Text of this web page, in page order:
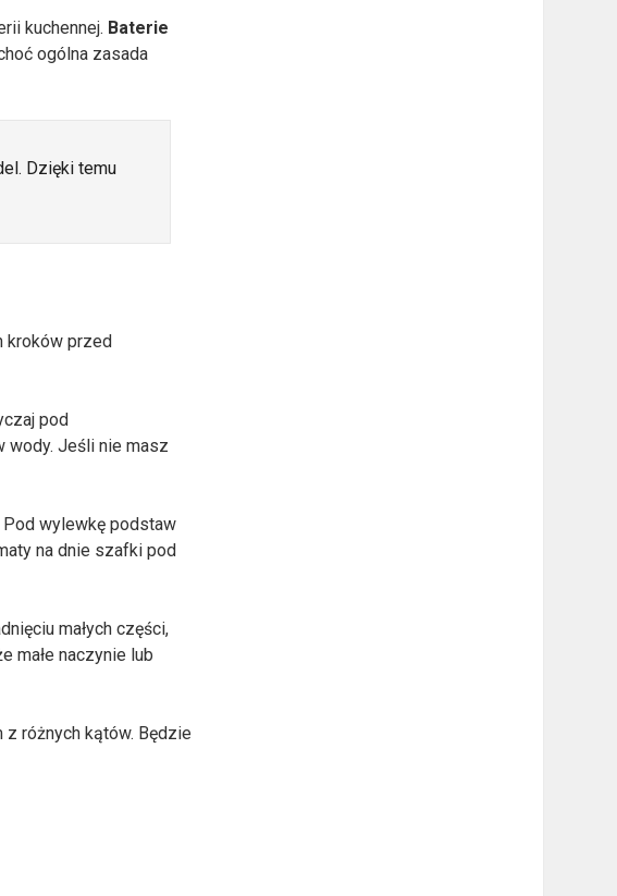
kuchennej. Baterie
ogólna zasada
Dzięki temu
kroków przed
pod
wody. Jeśli nie masz
Pod wylewkę podstaw
na dnie szafki pod
małych części,
małe naczynie lub
różnych kątów. Będzie